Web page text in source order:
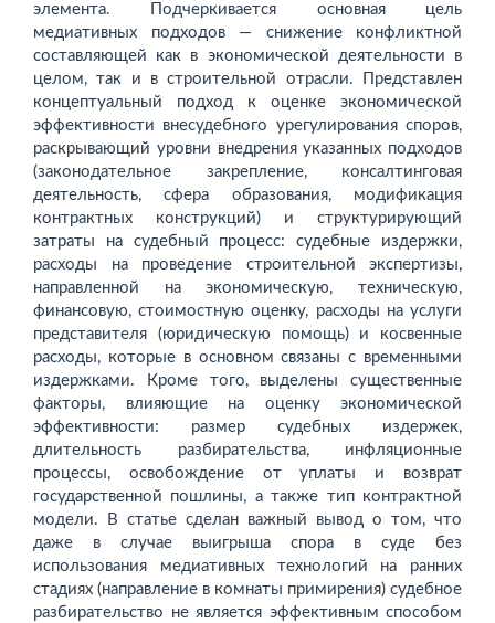
элемента. Подчеркивается основная цель
медиативных подходов — снижение конфликтной
составляющей как в экономической деятельности в
целом, так и в строительной отрасли. Представлен
концептуальный подход к оценке экономической
эффективности внесудебного урегулирования споров,
раскрывающий уровни внедрения указанных подходов
(законодательное закрепление, консалтинговая
деятельность, сфера образования, модификация
контрактных конструкций) и структурирующий
затраты на судебный процесс: судебные издержки,
расходы на проведение строительной экспертизы,
направленной на экономическую, техническую,
финансовую, стоимостную оценку, расходы на услуги
представителя (юридическую помощь) и косвенные
расходы, которые в основном связаны с временными
издержками. Кроме того, выделены существенные
факторы, влияющие на оценку экономической
эффективности: размер судебных издержек,
длительность разбирательства, инфляционные
процессы, освобождение от уплаты и возврат
государственной пошлины, а также тип контрактной
модели. В статье сделан важный вывод о том, что
даже в случае выигрыша спора в суде без
использования медиативных технологий на ранних
стадиях (направление в комнаты примирения) судебное
разбирательство не является эффективным способом